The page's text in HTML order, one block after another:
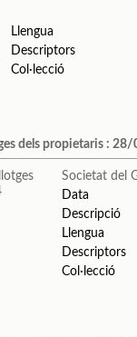
Llengua
Descriptors
Col·lecció
dels propietaris :
Societat del
Data
Descripció
Llengua
Descriptors
Col·lecció